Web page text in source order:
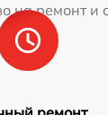
на ремонт и